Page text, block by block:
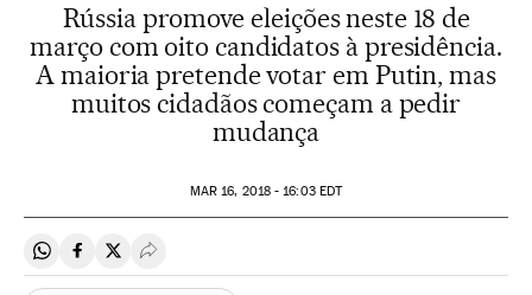
Rússia promove eleições neste 18 de
março com oito candidatos à presidência.
A maioria pretende votar em Putin, mas
muitos cidadãos começam a pedir
mudança
MAR 16, 2018 - 16:03EDT
Compartir en Whatsapp
Compartir en Facebook
Compartir en Twitter
Desplegar Redes Sociales